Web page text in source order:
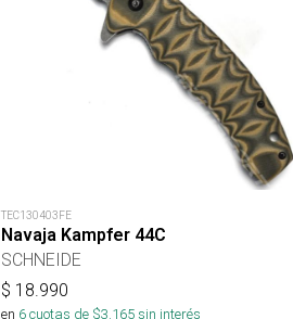
TEC130403FE
Navaja Kampfer 44C
SCHNEIDE
$ 18.990
en 6cuotas de $3.165sin interés